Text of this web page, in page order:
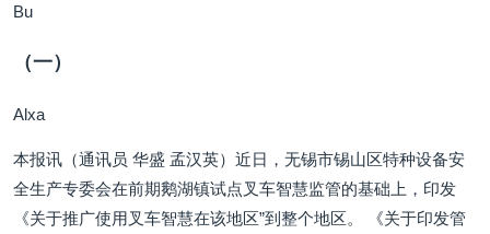
Bu
（一）
Alxa
本报讯（通讯员 华盛 孟汉英）近日，无锡市锡山区特种设备安
全生产专委会在前期鹅湖镇试点叉车智慧监管的基础上，印发
《关于推广使用叉车智慧在该地区”到整个地区。 《关于印发管